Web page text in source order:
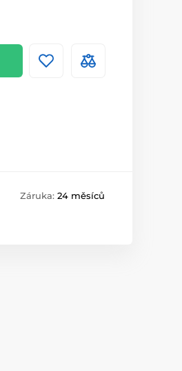
Záruka: 24 měsíců